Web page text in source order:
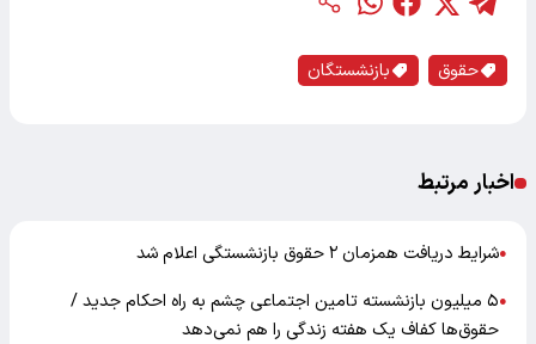
حقوق بازنشستگان
اخبار مرتبط
●شرایط دریافت همزمان ۲ حقوق بازنشستگی اعلام شد
●
۵ میلیون بازنشسته تامین اجتماعی چشم به راه احکام جدید /
حقوق‌ها کفاف یک هفته زندگی را هم نمی‌دهد